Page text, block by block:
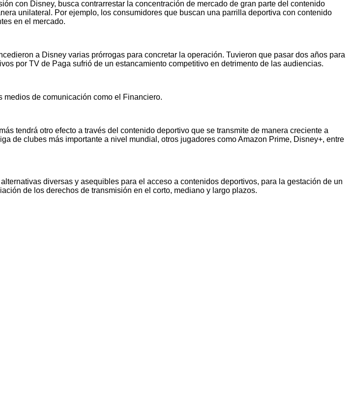
con Disney, busca contrarrestar la concentración de mercado de gran parte del contenido
unilateral. Por ejemplo, los consumidores que buscan una parrilla deportiva con contenido
en el mercado.
a Disney varias prórrogas para concretar la operación. Tuvieron que pasar dos años para
por TV de Paga sufrió de un estancamiento competitivo en detrimento de las audiencias.
medios de comunicación como el Financiero.
tendrá otro efecto a través del contenido deportivo que se transmite de manera creciente a
de clubes más importante a nivel mundial, otros jugadores como Amazon Prime, Disney+, entre
diversas y asequibles para el acceso a contenidos deportivos, para la gestación de un
de los derechos de transmisión en el corto, mediano y largo plazos.